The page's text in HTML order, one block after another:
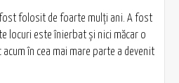
fost folosit de foarte mulţi ani. A fost
locuri este înierbat şi nici măcar o
acum în cea mai mare parte a devenit